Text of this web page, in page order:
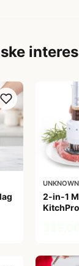
UNKNOWN
2-in-1
KitchPro